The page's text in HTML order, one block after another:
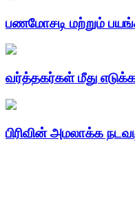
பணமோசடி மற்றும்
வர்த்தகர்கள் மீது
பிரிவின் அமலாக்க